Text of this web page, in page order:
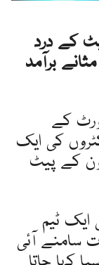
کے درد
برآمد
کے
کی ایک
27 سالہ خاتون کے پیٹ
ایک ٹیم
سامنے آئی